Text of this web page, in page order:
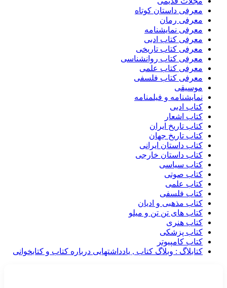
معرفی داستان کوتاه
معرفی رمان
معرفی نمایشنامه
معرفی کتاب ادبی
معرفی کتاب تاریخی
معرفی کتاب روانشناسی
معرفی کتاب علمی
معرفی کتاب فلسفی
موسیقی
نمایشنامه و فیلمنامه
کتاب ادبی
کتاب اشعار
کتاب تاریخ ایران
کتاب تاریخ جهان
کتاب داستان ایرانی
کتاب داستان خارجی
کتاب سیاسی
کتاب صوتی
کتاب علمی
کتاب فلسفی
کتاب مذهبی و ادیان
کتاب های تن تن و میلو
کتاب هنری
کتاب پزشکی
کتاب کامپیوتر
کتابلاگ : وبلاگ کتاب , یادداشتهایی درباره کتاب و کتابخوانی